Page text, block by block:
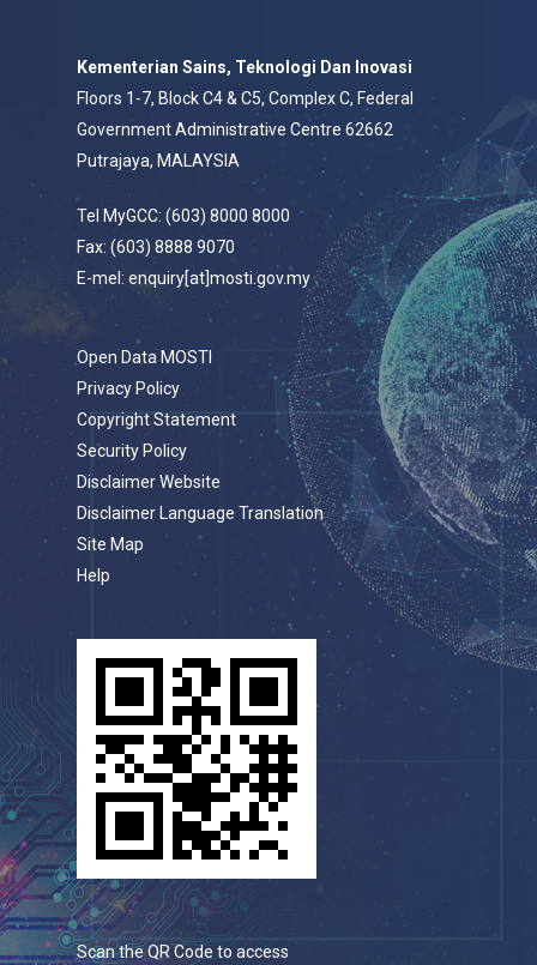
Kementerian Sains, Teknologi Dan Inovasi
Floors 1-7, Block C4 & C5, Complex C, Federal
Government Administrative Centre 62662
Putrajaya, MALAYSIA
Tel MyGCC: (603) 8000 8000
Fax: (603) 8888 9070
E-mel: enquiry[at]mosti.gov.my
Open Data MOSTI
Privacy Policy
Copyright Statement
Security Policy
Disclaimer Website
Disclaimer Language Translation
Site Map
Help
Scan the QR Code to access